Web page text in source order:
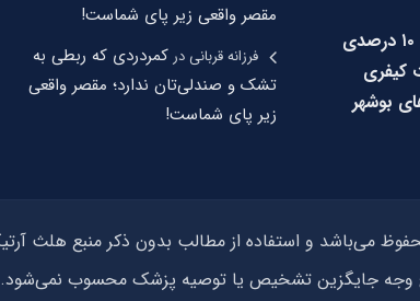
کاهش ۱۰ درصدی
کیفری
بوشهر
مقصر واقعی زیر پای شماست!
فرزانه قربانیدر کمردردی که ربطی به
تشک و صندلی‌تان ندارد؛ مقصر واقعی
زیر پای شماست!
وجه جایگزین تشخیص یا توصیه پزشک محسوب نمی‌شود.